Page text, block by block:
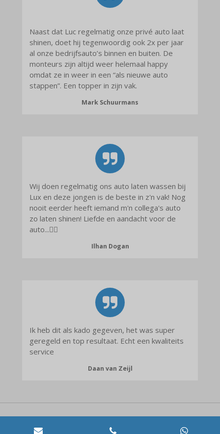
Naast dat Luc regelmatig onze privé auto laat
shinen, doet hij tegenwoordig ook 2x per jaar
al onze bedrijfsauto’s binnen en buiten. De
monteurs zijn altijd weer helemaal happy
omdat ze in weer in een “als nieuwe auto
stappen”. Een topper in zijn vak.
Mark Schuurmans
Wij doen regelmatig ons auto laten wassen bij
Lux en deze jongen is de beste in z'n vak! Nog
nooit eerder heeft iemand m'n collega's auto
zo laten shinen! Liefde en aandacht voor de
auto...👍🏼
Ilhan Dogan
Ik heb dit als kado gegeven, het was super
geregeld en top resultaat. Echt een kwaliteits
service
Daan van Zeijl
Klik hier om alle Google reviews te bekijken